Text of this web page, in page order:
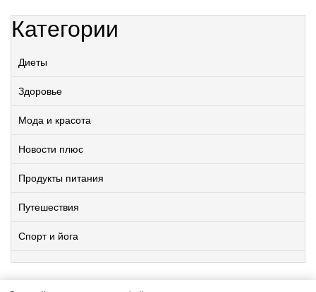
Категории
Диеты
Здоровье
Мода и красота
Новости плюс
Продукты питания
Путешествия
Спорт и йога